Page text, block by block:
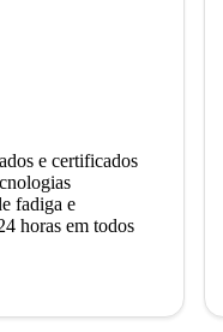
e certificados
fadiga e
horas em todos